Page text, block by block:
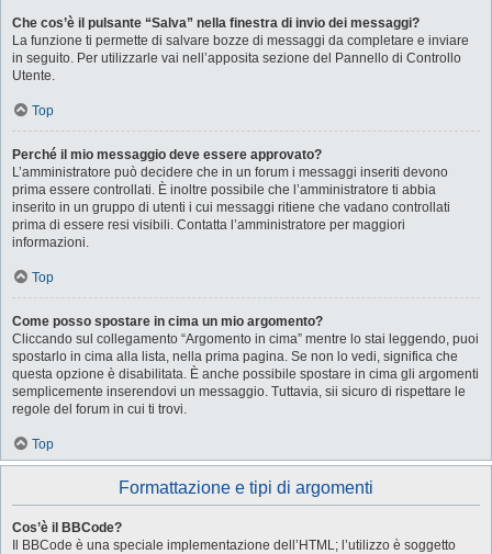
Che cos’è il pulsante “Salva” nella finestra di invio dei messaggi?
La funzione ti permette di salvare bozze di messaggi da completare e inviare
in seguito. Per utilizzarle vai nell’apposita sezione del Pannello di Controllo
Utente.
Top
Perché il mio messaggio deve essere approvato?
L’amministratore può decidere che in un forum i messaggi inseriti devono
prima essere controllati. È inoltre possibile che l’amministratore ti abbia
inserito in un gruppo di utenti i cui messaggi ritiene che vadano controllati
prima di essere resi visibili. Contatta l’amministratore per maggiori
informazioni.
Top
Come posso spostare in cima un mio argomento?
Cliccando sul collegamento “Argomento in cima” mentre lo stai leggendo, puoi
spostarlo in cima alla lista, nella prima pagina. Se non lo vedi, significa che
questa opzione è disabilitata. È anche possibile spostare in cima gli argomenti
semplicemente inserendovi un messaggio. Tuttavia, sii sicuro di rispettare le
regole del forum in cui ti trovi.
Top
Formattazione e tipi di argomenti
Cos’è il BBCode?
Il BBCode è una speciale implementazione dell’HTML; l’utilizzo è soggetto